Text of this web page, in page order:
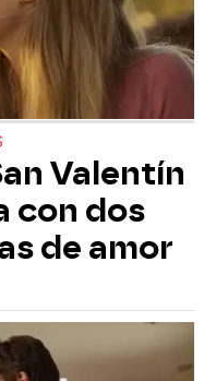
Valentín
con dos
de amor